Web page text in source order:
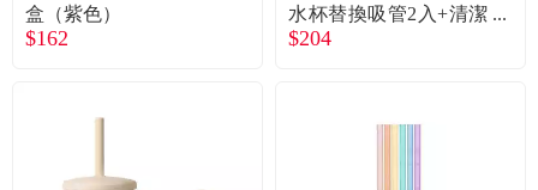
盒（紫色）
$162
水杯替換吸管2入+清潔
刷
$204